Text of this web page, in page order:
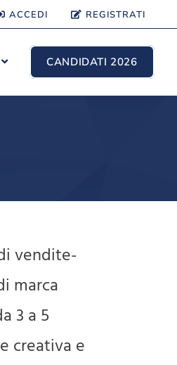
ACCEDI REGISTRATI
CANDIDATI 2026
vendite-
marca
3 a 5
creativa e